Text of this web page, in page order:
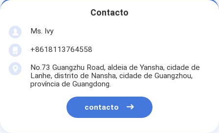
Contacto
Ms. Ivy
+8618113764558
No.73 Guangzhu Road, aldeia de Yansha, cidade de
Lanhe, distrito de Nansha, cidade de Guangzhou,
província de Guangdong.
contacto